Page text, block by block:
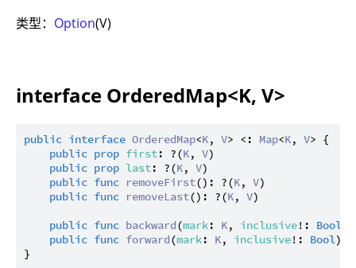
类型： Option(V)
interface OrderedMap<K, V>
public interface OrderedMap<K, V> <: Map<K, V> {
public prop first: ?(K, V)
public prop last: ?(K, V)
public func removeFirst(): ?(K, V)
public func removeLast(): ?(K, V)
public func backward(mark: K, inclusive!: Bool
public func forward(mark: K, inclusive!: Bool):